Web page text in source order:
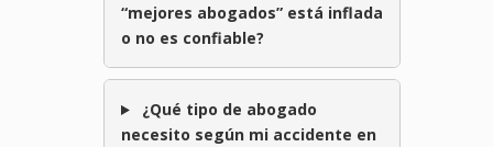
“mejores abogados” está inflada
o no es confiable?
¿Qué tipo de abogado
necesito según mi accidente en